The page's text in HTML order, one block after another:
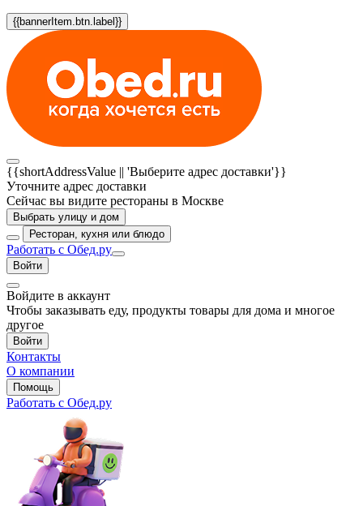
{{bannerItem.btn.label}}
{{shortAddressValue || 'Выберите адрес доставки'}}
Уточните адрес доставки
Сейчас вы видите рестораны в Москве
Выбрать улицу и дом
Ресторан, кухня или блюдо
Работать с Обед.ру
Войти
Войдите в аккаунт
Чтобы заказывать еду, продукты товары для дома и многое
другое
Войти
Контакты
О компании
Помощь
Работать с Обед.ру